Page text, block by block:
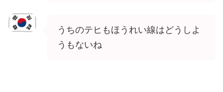
うちのテヒもほうれい線はどうしよ
うもないね